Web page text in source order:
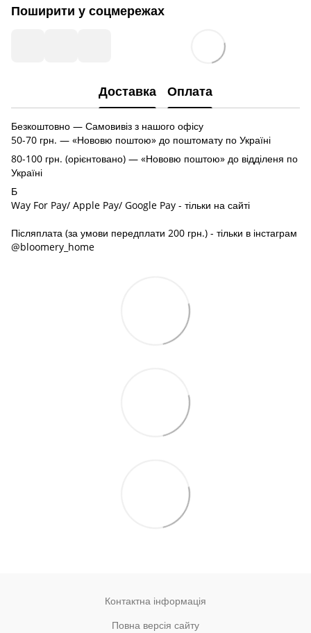
Поширити у соцмережах
Доставка Оплата
Безкоштовно — Самовивіз з нашого офісу
50-70 грн. — «Нововю поштою» до поштомату по Україні
80-100 грн. (орієнтовано) — «Нововю поштою» до відділеня по
Україні
Б
Way For Pay/ Apple Pay/ Google Pay - тільки на сайті
Післяплата (за умови передплати 200 грн.) - тільки в інстаграм
@bloomery_home
Контактна інформація
Повна версія сайту